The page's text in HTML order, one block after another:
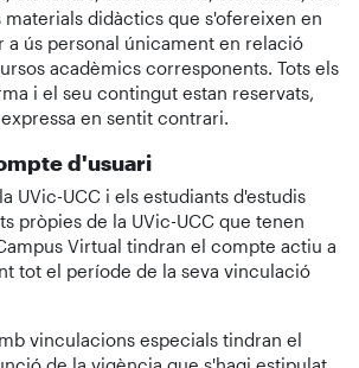
materials didàctics que s'ofereixen en
a ús personal únicament en relació
acadèmics corresponents. Tots els
i el seu contingut estan reservats,
en sentit contrari.
d'usuari
UVic-UCC i els estudiants d'estudis
pròpies de la UVic-UCC que tenen
Virtual tindran el compte actiu a
tot el període de la seva vinculació
vinculacions especials tindran el